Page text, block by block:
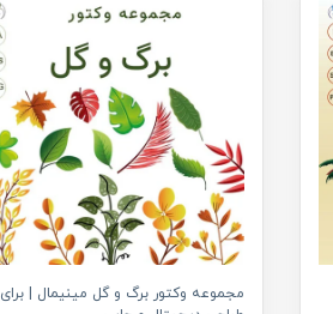
مجموعه وکتور برگ و گل مینیمال | برای